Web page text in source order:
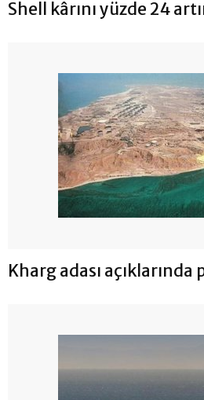
Shell kârını yüzde 24
Kharg adası açıklarında